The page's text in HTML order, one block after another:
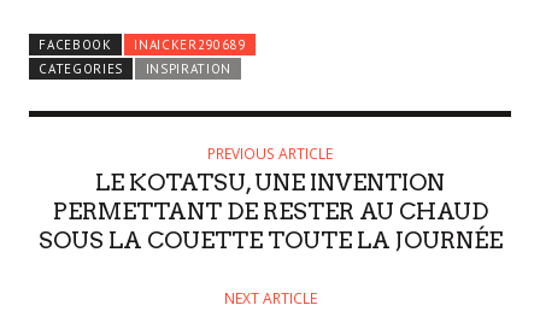
FACEBOOK
INAICKER290689
CATEGORIES
INSPIRATION
PREVIOUS ARTICLE
LE KOTATSU, UNE INVENTION
PERMETTANT DE RESTER AU CHAUD
SOUS LA COUETTE TOUTE LA JOURNÉE
NEXT ARTICLE